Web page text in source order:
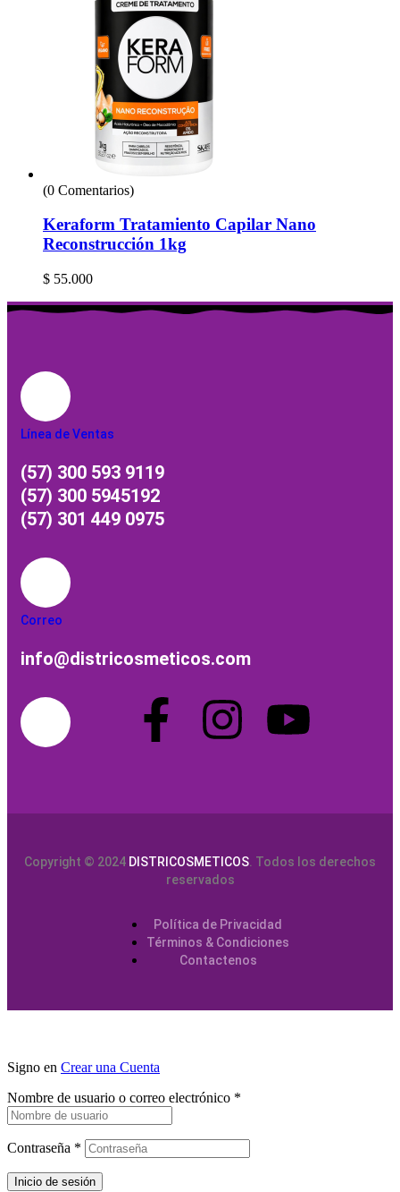
(0 Comentarios)
Keraform Tratamiento Capilar Nano
Reconstrucción 1kg
$ 55.000
Línea de Ventas
(57) 300 593 9119
(57) 300 5945192
(57) 301 449 0975
Correo
info@districosmeticos.com
Copyright © 2024 DISTRICOSMETICOS. Todos los derechos
reservados
Política de Privacidad
Términos & Condiciones
Contactenos
Signo en Crear una Cuenta
Nombre de usuario o correo electrónico *
Contraseña *
Inicio de sesión